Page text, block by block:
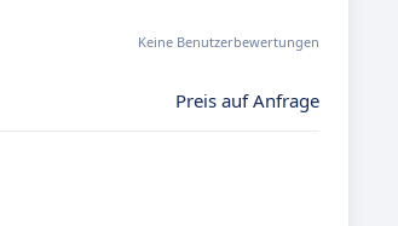
Keine Benutzerbewertungen
Preis auf Anfrage